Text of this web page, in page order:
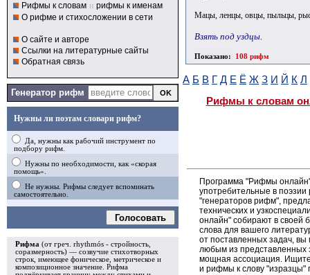
Рифмы к словам и рифмы к именам
О рифме и стихосложении в сети
О сайте и авторе
Ссылки на литературные сайты
Обратная связь
Генератор рифм
Нужны ли поэтам словари рифм?
Да, нужны как рабочий инструмент по
подбору рифм.
Нужны по необходимости, как «скорая
помощь».
Не нужны. Рифмы следует вспоминать
самостоятельно.
Голосовать
Рифма (от греч. rhythmós - стройность,
соразмерность) — созвучие стихотворных
строк, имеющее фоническое, метрическое и
композиционное значение. Рифма
Мацы, ленцы, овцы, пыльцы,
Взять под уздцы.
Показано: 108 рифм
А Б В Г Д Е Ё Ж З И Й К Л
Рифмы к словам
Программа "Рифмы
употребительные в
"генераторов рифм",
технических и
онлайн" собирают в своей
слова для вашего
от поставленных задач,
любым из
мощная ассоциация. Ищите
и рифмы к слову "изразцы"